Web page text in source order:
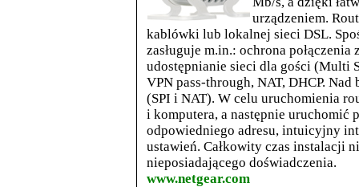
urządzeniem.
kablówki lub lokalnej sieci DSL.
zasługuje m.in.: ochrona
udostępnianie sieci dla gości (Multi
VPN pass-through, NAT, DHCP.
(SPI i NAT). W celu uruchomienia
i komputera, a następnie uruchomić
odpowiedniego adresu, intuicyjny
ustawień. Całkowity czas instalacji
nieposiadającego doświadczenia.
www.netgear.com